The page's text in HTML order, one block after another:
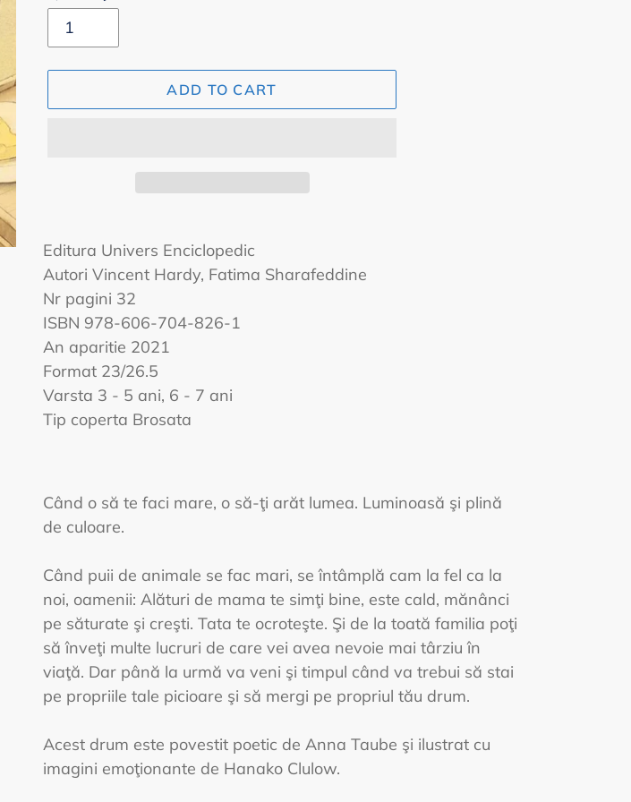
ADD TO CART
product
to
your
cart
Editura Univers Enciclopedic
Autori Vincent Hardy, Fatima Sharafeddine
Nr pagini 32
ISBN 978-606-704-826-1
An aparitie 2021
Format 23/26.5
Varsta 3 - 5 ani, 6 - 7 ani
Tip coperta Brosata
Când o să te faci mare, o să-ţi arăt lumea. Luminoasă şi plină
de culoare.
Când puii de animale se fac mari, se întâmplă cam la fel ca la
noi, oamenii: Alături de mama te simţi bine, este cald, mănânci
pe săturate şi creşti. Tata te ocroteşte. Şi de la toată familia poţi
să înveţi multe lucruri de care vei avea nevoie mai târziu în
viaţă. Dar până la urmă va veni şi timpul când va trebui să stai
pe propriile tale picioare şi să mergi pe propriul tău drum.
Acest drum este povestit poetic de Anna Taube şi ilustrat cu
imagini emoţionante de Hanako Clulow.